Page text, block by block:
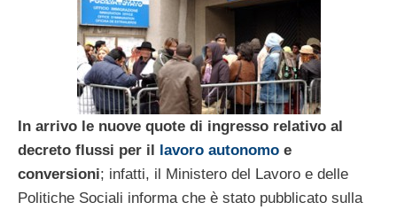
In arrivo le nuove quote di ingresso relativo al
decreto flussi per il
lavoro autonomo e
conversioni; infatti, il Ministero del Lavoro e delle
Politiche Sociali informa che è stato pubblicato sulla